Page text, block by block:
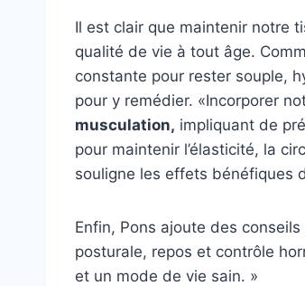
Il est clair que maintenir notre
qualité de vie à tout âge.
constante pour rester souple,
pour y remédier. «Incorporer
musculation, impliquant de
pour maintenir l’élasticité, la
souligne les effets bénéfiques
Enfin, Pons ajoute des
posturale, repos et contrôle
et un mode de vie sain. »